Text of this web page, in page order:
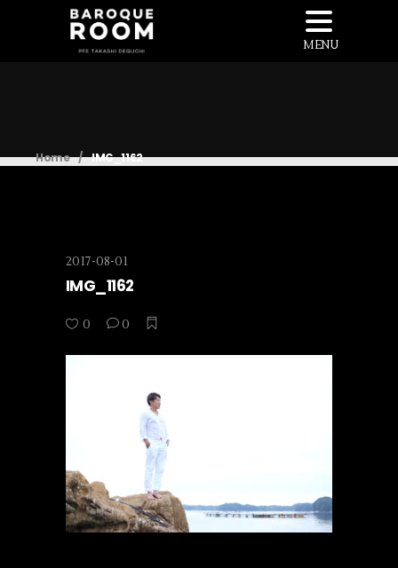
MENU
Home / IMG_1162
2017-08-01
IMG_1162
0 0